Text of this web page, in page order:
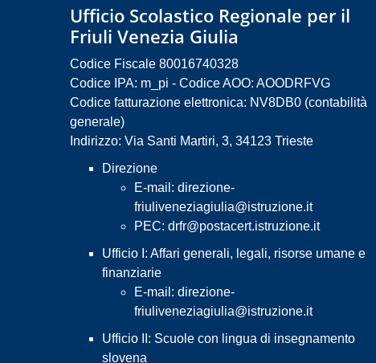
Ufficio Scolastico Regionale per il
Friuli Venezia Giulia
Codice Fiscale 80016740328
Codice IPA: m_pi - Codice AOO: AOODRFVG
Codice fatturazione elettronica: NV8DB0 (contabilità
generale)
Indirizzo: Via Santi Martiri, 3, 34123 Trieste
Direzione
E-mail: direzione-
friuliveneziagiulia@istruzione.it
PEC: drfr@postacert.istruzione.it
Ufficio I: Affari generali, legali, risorse umane e
finanziarie
E-mail: direzione-
friuliveneziagiulia@istruzione.it
Ufficio II: Scuole con lingua di insegnamento
slovena